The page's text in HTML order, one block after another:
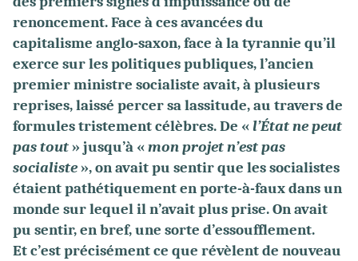
renoncement. Face à ces avancées du
capitalisme anglo-saxon, face à la tyrannie qu’il
exerce sur les politiques publiques, l’ancien
premier ministre socialiste avait, à plusieurs
reprises, laissé percer sa lassitude, au travers de
formules tristement célèbres. De « l’État ne peut
pas tout » jusqu’à «mon projet n’est pas
socialiste », on avait pu sentir que les socialistes
étaient pathétiquement en porte-à-faux dans un
monde sur lequel il n’avait plus prise. On avait
pu sentir, en bref, une sorte d’essoufflement.
Et c’est précisément ce que révèlent de nouveau